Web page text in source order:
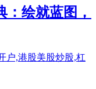
：绘就蓝图，